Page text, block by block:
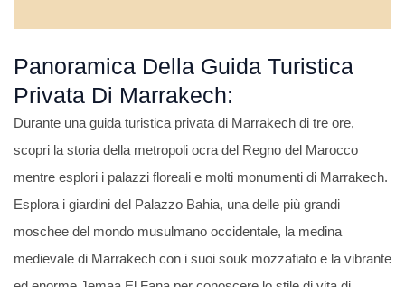
Panoramica Della Guida Turistica
Privata Di Marrakech:
Durante una guida turistica privata di Marrakech di tre ore,
scopri la storia della metropoli ocra del Regno del Marocco
mentre esplori i palazzi floreali e molti monumenti di Marrakech.
Esplora i giardini del Palazzo Bahia, una delle più grandi
moschee del mondo musulmano occidentale, la medina
medievale di Marrakech con i suoi souk mozzafiato e la vibrante